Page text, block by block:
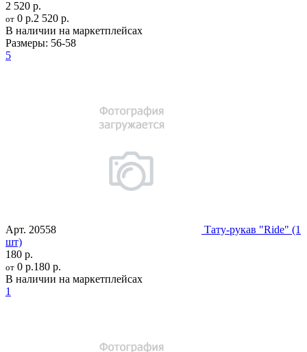
2 520 р.
от 0 р.2 520 р.
В наличии на маркетплейсах
Размеры: 56-58
5
Арт. 20558
Тату-рукав "Ride" (1
шт)
180 р.
от 0 р.180 р.
В наличии на маркетплейсах
1